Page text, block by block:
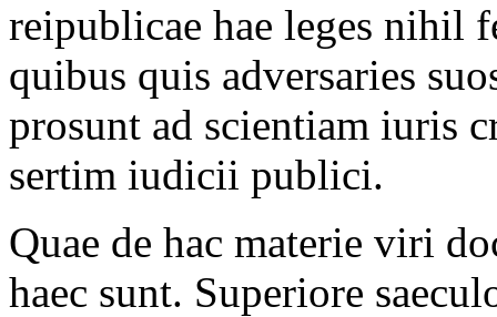
reipublicae hae leges nihil
quibus quis adversaries
prosunt ad scientiam iuris
sertim iudicii publici.
Quae de hac materie viri
haec sunt. Superiore